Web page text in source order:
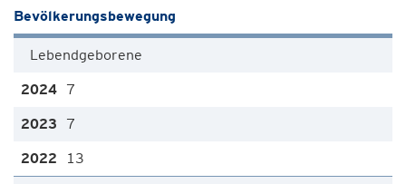
Bevölkerungsbewegung
Lebendgeborene
7
7
13